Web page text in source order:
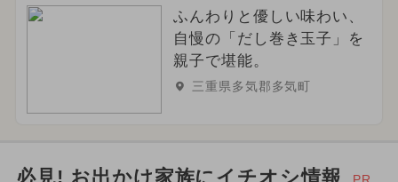
2024年6月のイベント
2026年9月のイベント
ふんわりと優しい味わい、
自慢の「だし巻き玉子」を
親子で堪能。
三重県多気郡多気町
必見! お出かけ家族にイチオシ情報